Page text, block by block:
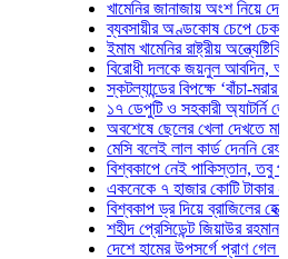
খামেনির জানাজায় অংশ নিয়ে দেশে
ব্যবসায়ীর অণ্ডকোষ চেপে চেক-
ইমাম খামেনির রাষ্ট্রীয়
বিরোধী দলকে জয়নুল আবদিন,
স্কটল্যান্ডের বিপক্ষে ‘বাঁচা-মরার
১৭ ডেপুটি ও সহকারী অ্যাটর্নি
অবশেষে ছেলের খেলা দেখতে মাঠে
মেসি বলেই লাল কার্ড দেননি রেফারি!
বিশ্বকাপে নেই পাকিস্তান, তবু
একনেকে ৭ হাজার কোটি টাকার ৫
বিশ্বকাপ ড্র দিয়ে ব্রাজিলের হেক্সা
শহীদ প্রেসিডেন্ট জিয়াউর রহমান
দেশে হামের উপসর্গে প্রাণ গেল আরও